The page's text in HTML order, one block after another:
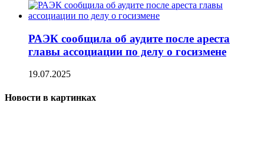
РАЭК сообщила об аудите после ареста
главы ассоциации по делу о госизмене
19.07.2025
Новости в картинках